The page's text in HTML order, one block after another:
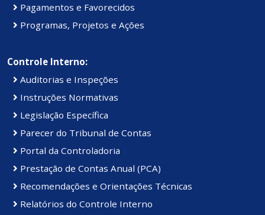
Pagamentos e Favorecidos
Programas, Projetos e Ações
Controle Interno:
Auditorias e Inspeções
Instruções Normativas
Legislação Específica
Parecer do Tribunal de Contas
Portal da Controladoria
Prestação de Contas Anual (PCA)
Recomendações e Orientações Técnicas
Relatórios do Controle Interno